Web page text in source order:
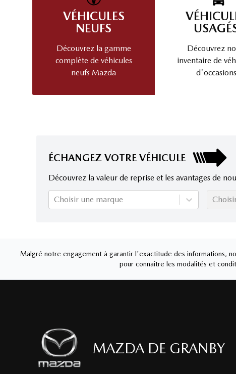
VÉHICULES
NEUFS
Découvrez la gamme
complète de véhicules
neufs Mazda
Découvrez
inventaire de
d'occasions
ÉCHANGEZ VOTRE VÉHICULE
Découvrez la valeur de reprise et les avantages de
Choisir une marque
Malgré notre engagement à garantir l'exactitude des informations,
pour connaître les modalités et
MAZDA DE GRANBY